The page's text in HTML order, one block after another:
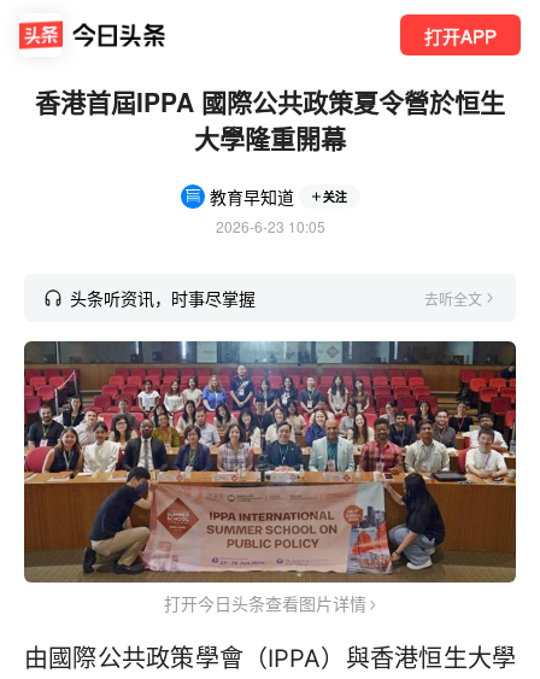
打开APP
香港首屆IPPA 國際公共政策夏令營於恒生
大學隆重開幕
教育早知道 关注
2026-6-23 10:05
头条听资讯，时事尽掌握 去听全文
打开今日头条查看图片详情
由國際公共政策學會（IPPA）與香港恒生大學